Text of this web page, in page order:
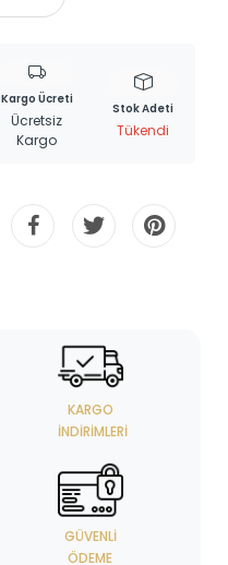
Kargo Ücreti
Ücretsiz
Kargo
Stok Adeti
Tükendi
KARGO
İNDIRIMLERI
GÜVENLI
ÖDEME